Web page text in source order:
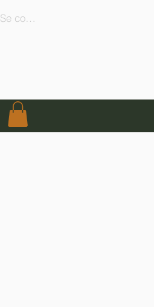
Se connecter